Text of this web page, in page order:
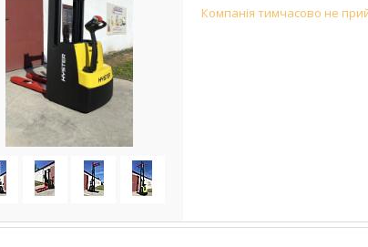
Компанія тимчасово не